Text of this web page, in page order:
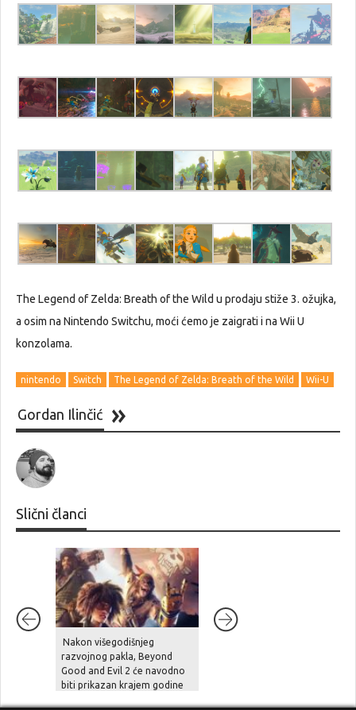
The Legend of Zelda: Breath of the Wild u prodaju stiže 3. ožujka,
a osim na Nintendo Switchu, moći ćemo je zaigrati i na Wii U
konzolama.
nintendo Switch The Legend of Zelda: Breath of the Wild Wii-U
Gordan Ilinčić
Slični članci
Nakon višegodišnjeg
razvojnog pakla, Beyond
Good and Evil 2 će navodno
biti prikazan krajem godine